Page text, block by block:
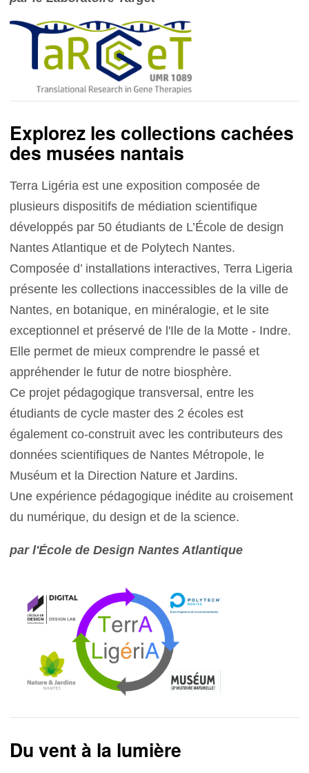
Explorez les collections cachées
des musées nantais
Terra Ligéria est une exposition composée de
plusieurs dispositifs de médiation scientifique
développés par 50 étudiants de L’École de design
Nantes Atlantique et de Polytech Nantes.
Composée d’ installations interactives, Terra Ligeria
présente les collections inaccessibles de la ville de
Nantes, en botanique, en minéralogie, et le site
exceptionnel et préservé de l'Ile de la Motte - Indre.
Elle permet de mieux comprendre le passé et
appréhender le futur de notre biosphère.
Ce projet pédagogique transversal, entre les
étudiants de cycle master des 2 écoles est
également co-construit avec les contributeurs des
données scientifiques de Nantes Métropole, le
Muséum et la Direction Nature et Jardins.
Une expérience pédagogique inédite au croisement
du numérique, du design et de la science.
par l'École de Design Nantes Atlantique
Du vent à la lumière